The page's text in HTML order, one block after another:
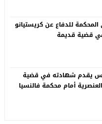
للدفاع عن كريستيانو
قضية قديمة
يقدم شهادته في قضية
أمام محكمة فالنسيا